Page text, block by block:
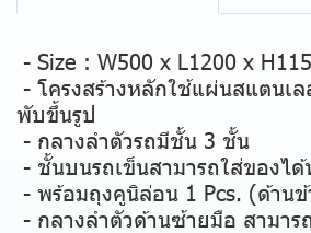
- Size : W500 x L1200 x
- โครงสร้างหลักใช้แผ่นสแตนเ
พับขึ้นรูป
- กลางลำตัวรถมีชั้น 3 ชั้น
- ชั้นบนรถเข็นสามารถใส่ของไ
- พร้อมถุงคูนิล่อน 1 Pcs. (ด้านข้
- กลางลำตัวด้านซ้ายมือ สามาร